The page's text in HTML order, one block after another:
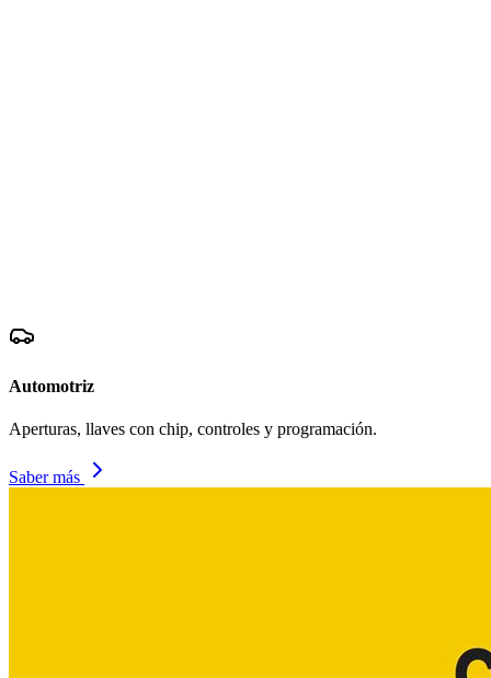
Automotriz
Aperturas, llaves con chip, controles y programación.
Saber más